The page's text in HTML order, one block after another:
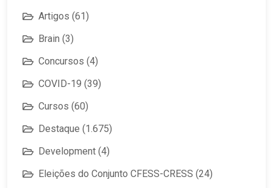
Artigos (61)
Brain (3)
Concursos (4)
COVID-19 (39)
Cursos (60)
Destaque (1.675)
Development (4)
Eleições do Conjunto CFESS-CRESS (24)